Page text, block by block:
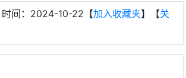
时间：2024-10-22【加入收藏夹】【关